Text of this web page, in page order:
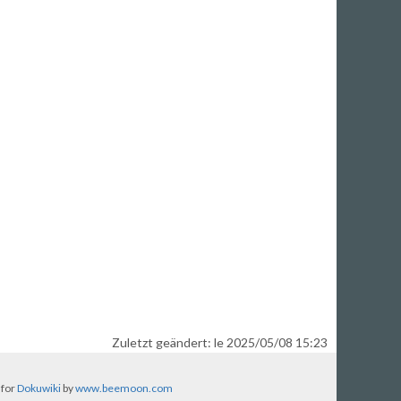
Zuletzt geändert: le 2025/05/08 15:23
Dokuwikibywww.beemoon.com